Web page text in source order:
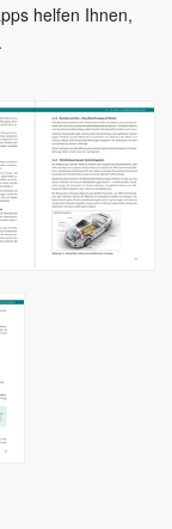
helfen Ihnen,